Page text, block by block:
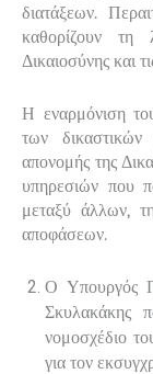
διατάξεων.
καθορίζουν τη
Δικαιοσύνης και
Η εναρμόνιση
των
απονομής της
υπηρεσιών που
μεταξύ άλλων,
αποφάσεων.
Ο Υπουργός
Σκυλακάκης
νομοσχέδιο
για τον